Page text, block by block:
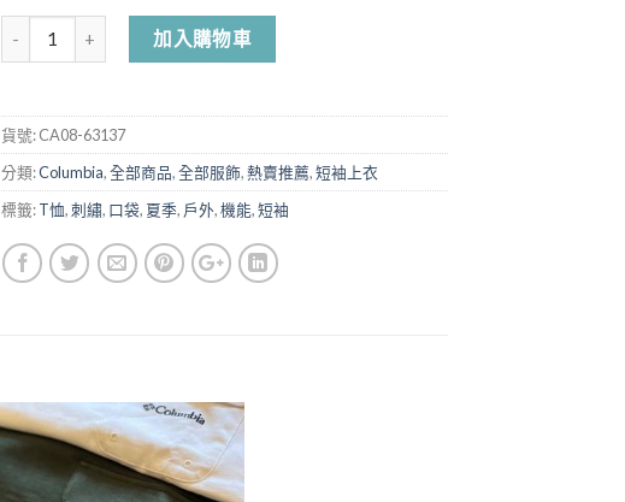
加入購物車
貨號:CA08-63137
分類:Columbia,全部商品,全部服飾,熱賣推薦,短袖上衣
標籤:T恤,刺繡, 口袋, 夏季, 戶外,機能,短袖